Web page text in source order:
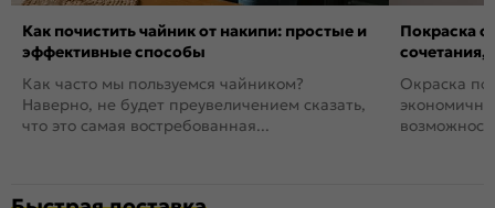
Как почистить чайник от накипи: простые и
эффективные способы
Как часто мы пользуемся чайником?
Наверно, не будет преувеличением сказать,
что это самая востребованная...
Покраска
сочетания,
Окраска